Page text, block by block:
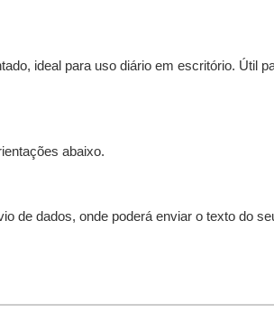
ideal para uso diário em escritório. Útil
abaixo.
de dados, onde poderá enviar o texto do